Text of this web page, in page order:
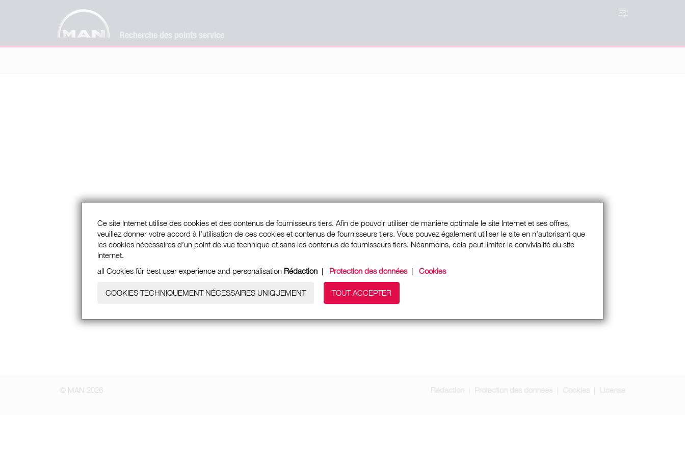
Recherche des points service
FR
Ce site Internet utilise des cookies et des contenus de fournisseurs tiers. Afin de pouvoir utiliser de manière optimale le site Internet et ses offres,
veuillez donner votre accord à l’utilisation de ces cookies et contenus de fournisseurs tiers. Vous pouvez également utiliser le site en n’autorisant que
les cookies nécessaires d’un point de vue technique et sans les contenus de fournisseurs tiers. Néanmoins, cela peut limiter la convivialité du site
Internet.
all Cookies für best user experience and personalisation Rédaction | Protection des données| Cookies
COOKIES TECHNIQUEMENT NÉCESSAIRES UNIQUEMENT TOUT ACCEPTER
© MAN 2026